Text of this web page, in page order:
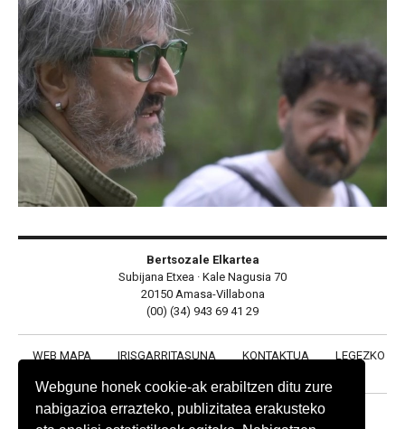
Webgune honek cookie-ak erabiltzen ditu zure
nabigazioa errazteko, publizitatea erakusteko
Bertsozale Elkartea
Subijana Etxea · Kale Nagusia 70
20150 Amasa-Villabona
(00) (34) 943 69 41 29
WEB MAPA IRISGARRITASUNA KONTAKTUA
LEGEZKO